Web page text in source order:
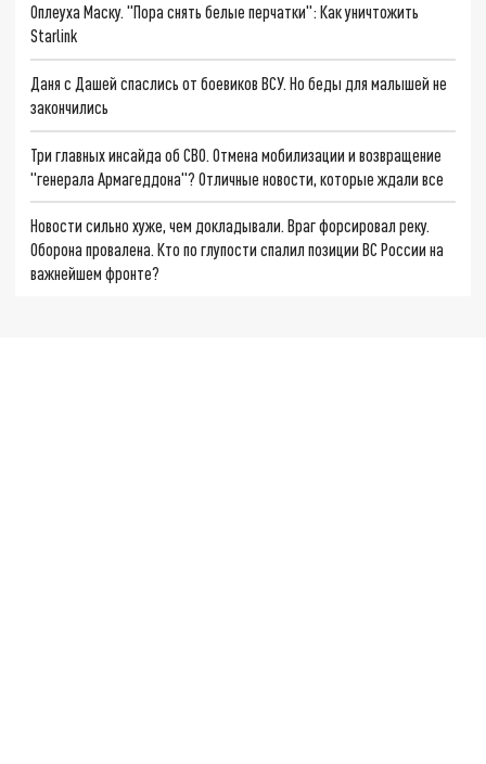
Оплеуха Маску. "Пора снять белые перчатки": Как уничтожить
Starlink
Даня с Дашей спаслись от боевиков ВСУ. Но беды для малышей не
закончились
Три главных инсайда об СВО. Отмена мобилизации и возвращение
"генерала Армагеддона"? Отличные новости, которые ждали все
Новости сильно хуже, чем докладывали. Враг форсировал реку.
Оборона провалена. Кто по глупости спалил позиции ВС России на
важнейшем фронте?